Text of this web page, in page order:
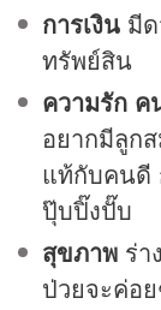
การเงิน มี
ทรัพย์สิน
ความรัก ค
อยากมีลูก
แท้กับคนดี
ปุ๊บปิ๊งปั๊บ
สุขภาพ ร่า
ป่วยจะค่อ